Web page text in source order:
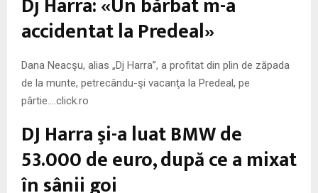
N
accidentat la Predeal»
Dana Neacşu, alias „Dj Harra”, a profitat din plin de zăpada
de la munte, petrecându-şi vacanţa la Predeal, pe
pârtie….click.ro
DJ Harra şi-a luat BMW de
53.000 de euro, după ce a mixat
în sânii goi